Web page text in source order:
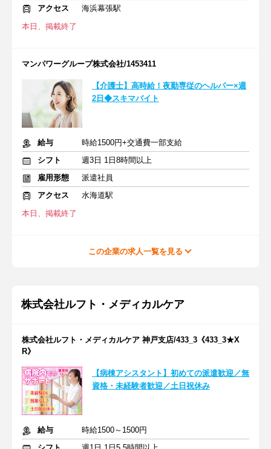
アクセス
海浜幕張駅
本日、掲載終了
マンパワーグループ株式会社/1453411
【介護士】高時給！夜勤専従のヘルパー×週
2日◆スキマバイト
給与
時給1500円+交通費一部支給
シフト
週3日 1日8時間以上
雇用形態
派遣社員
アクセス
水海道駅
本日、掲載終了
この企業の求人一覧を見る
株式会社ルフト・メディカルケア
株式会社ルフト・メディカルケア 神戸支店/433_3《433_3★X
R》
【病棟アシスタント】初めての派遣歓迎／無
資格・未経験者歓迎／土日祝休み
給与
時給1500～1500円